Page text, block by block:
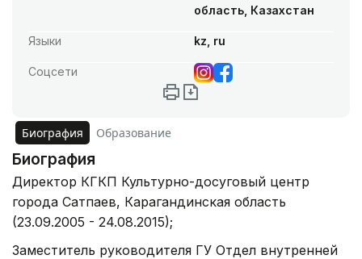
область, Казахстан
Языки kz, ru
Соцсети
Биография Образование
Биография
Директор КГКП Культурно-досуговый центр
города Сатпаев, Карагандинская область
(23.09.2005 - 24.08.2015);
Заместитель руководителя ГУ Отдел внутренней